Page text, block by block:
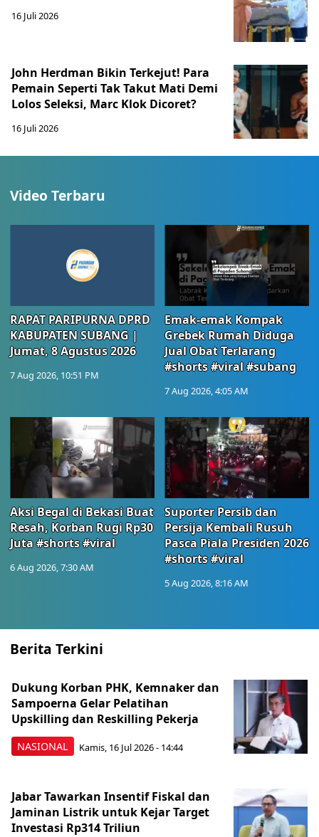
16 Juli 2026
John Herdman Bikin Terkejut! Para
Pemain Seperti Tak Takut Mati Demi
Lolos Seleksi, Marc Klok Dicoret?
16 Juli 2026
Video Terbaru
RAPAT PARIPURNA DPRD
KABUPATEN SUBANG |
Jumat, 8 Agustus 2026
7 Aug 2026, 10:51 PM
Emak-emak Kompak
Grebek Rumah Diduga
Jual Obat Terlarang
#shorts #viral #subang
7 Aug 2026, 4:05 AM
Aksi Begal di Bekasi Buat
Resah, Korban Rugi Rp30
Juta #shorts #viral
6 Aug 2026, 7:30 AM
Suporter Persib dan
Persija Kembali Rusuh
Pasca Piala Presiden 2026
#shorts #viral
5 Aug 2026, 8:16 AM
Berita Terkini
NASIONAL
Dukung Korban PHK, Kemnaker dan
Sampoerna Gelar Pelatihan
Upskilling dan Reskilling Pekerja
Kamis, 16 Jul 2026 - 14:44
Jabar Tawarkan Insentif Fiskal dan
Jaminan Listrik untuk Kejar Target
Investasi Rp314 Triliun